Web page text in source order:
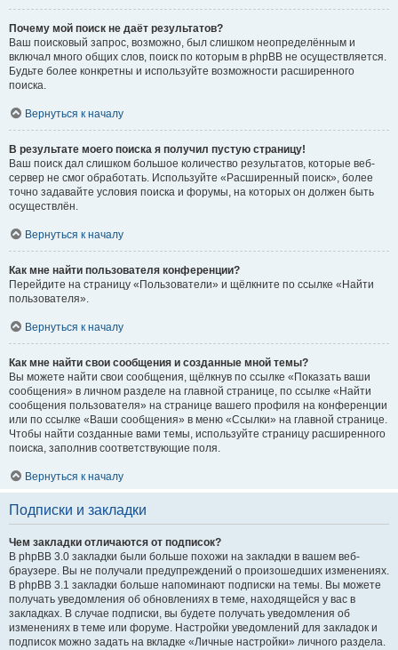
Почему мой поиск не даёт результатов?
Ваш поисковый запрос, возможно, был слишком неопределённым и
включал много общих слов, поиск по которым в phpBB не осуществляется.
Будьте более конкретны и используйте возможности расширенного
поиска.
Вернуться к началу
В результате моего поиска я получил пустую страницу!
Ваш поиск дал слишком большое количество результатов, которые веб-
сервер не смог обработать. Используйте «Расширенный поиск», более
точно задавайте условия поиска и форумы, на которых он должен быть
осуществлён.
Вернуться к началу
Как мне найти пользователя конференции?
Перейдите на страницу «Пользователи» и щёлкните по ссылке «Найти
пользователя».
Вернуться к началу
Как мне найти свои сообщения и созданные мной темы?
Вы можете найти свои сообщения, щёлкнув по ссылке «Показать ваши
сообщения» в личном разделе на главной странице, по ссылке «Найти
сообщения пользователя» на странице вашего профиля на конференции
или по ссылке «Ваши сообщения» в меню «Ссылки» на главной странице.
Чтобы найти созданные вами темы, используйте страницу расширенного
поиска, заполнив соответствующие поля.
Вернуться к началу
Подписки и закладки
Чем закладки отличаются от подписок?
В phpBB 3.0 закладки были больше похожи на закладки в вашем веб-
браузере. Вы не получали предупреждений о произошедших изменениях.
В phpBB 3.1 закладки больше напоминают подписки на темы. Вы можете
получать уведомления об обновлениях в теме, находящейся у вас в
закладках. В случае подписки, вы будете получать уведомления об
изменениях в теме или форуме. Настройки уведомлений для закладок и
подписок можно задать на вкладке «Личные настройки» личного раздела.